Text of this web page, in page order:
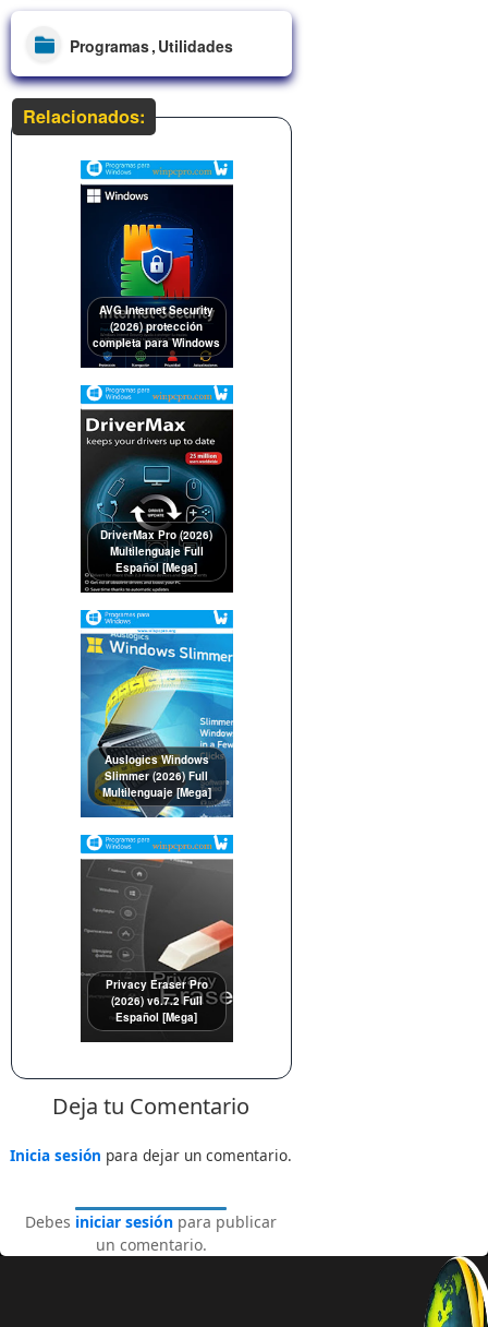
Programas Utilidades
Relacionados:
AVG Internet Security
(2026) protección
completa para Windows
DriverMax Pro (2026)
Multilenguaje Full
Español [Mega]
Auslogics Windows
Slimmer (2026) Full
Multilenguaje [Mega]
Privacy Eraser Pro
(2026) v6.7.2 Full
Español [Mega]
Deja tu Comentario
Inicia sesión para dejar un comentario.
Debes iniciar sesión para publicar
un comentario.